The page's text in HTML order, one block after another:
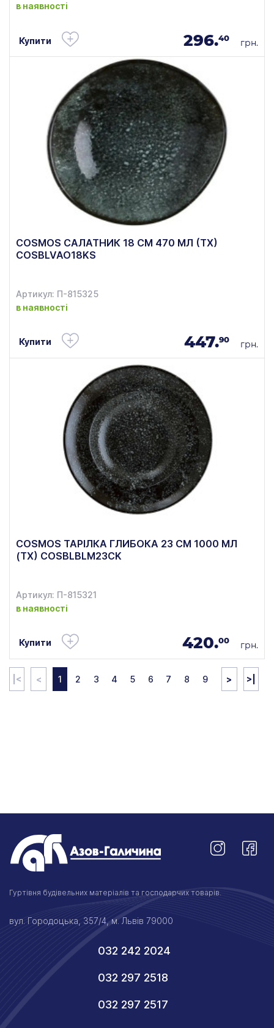
в наявності
Купити 296.40 грн.
COSMOS САЛАТНИК 18 СМ 470 МЛ (ТХ)
COSBLVAO18KS
Артикул: П-815325
в наявності
Купити 447.90 грн.
COSMOS ТАРІЛКА ГЛИБОКА 23 СМ 1000 МЛ
(ТХ) COSBLBLM23CK
Артикул: П-815321
в наявності
Купити 420.00 грн.
|< < 1 2 3 4 5 6 7 8 9 > >|
Гуртівня будівельних матеріалів та господарчих товарів.
вул. Городоцька, 357/4, м. Львів 79000
032 242 2024
032 297 2518
032 297 2517